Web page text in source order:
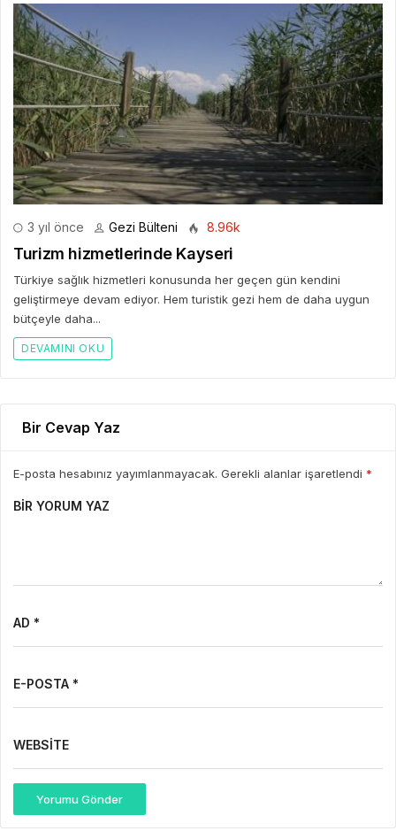
3 yıl önce Gezi Bülteni 8.96k
Turizm hizmetlerinde Kayseri
Türkiye sağlık hizmetleri konusunda her geçen gün kendini
geliştirmeye devam ediyor. Hem turistik gezi hem de daha uygun
bütçeyle daha...
DEVAMINI OKU
Bir Cevap Yaz
E-posta hesabınız yayımlanmayacak. Gerekli alanlar işaretlendi *
BIR YORUM YAZ
AD *
E-POSTA *
WEBSITE
Yorumu Gönder